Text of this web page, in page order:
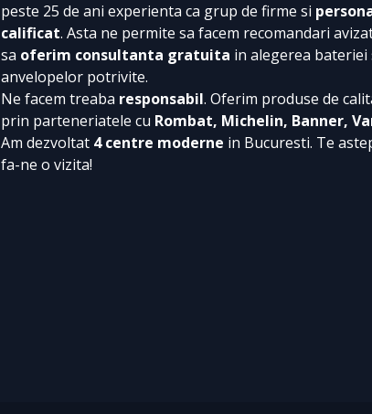
peste 25 de ani experienta ca grup de firme si
calificat. Asta ne permite sa facem recomandari
sa oferim consultanta gratuita in alegerea bateriei
anvelopelor potrivite.
Ne facem treaba responsabil. Oferim produse de
prin parteneriatele cu Rombat, Michelin, Banner,
Am dezvoltat 4 centre moderne in Bucuresti. Te
fa-ne o vizita!